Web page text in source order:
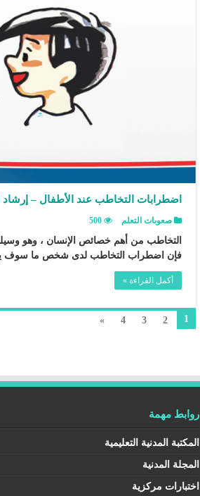
اضطرابات التخاطب عند الأطفال – إرشاد
صعوبات التعلم 500
التخاطب من أهم خصائص الإنسان ، وهو
فإن اضطراب التخاطب لدى شخص ما سوف
أكمل القراءة »
1
2
3
4
»
روابط مهمة
المكتبة المدنية التعليمية
المجلة المدنية
اختبارات مركزية